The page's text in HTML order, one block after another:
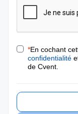
*En cochant
confidentialité
de Cvent.